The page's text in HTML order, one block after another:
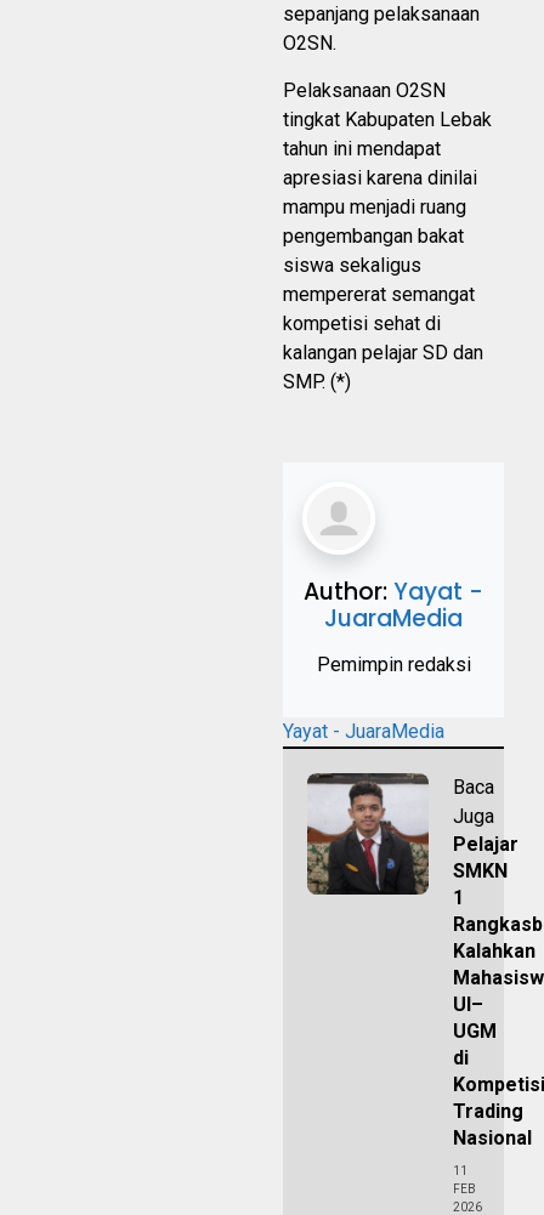
sepanjang pelaksanaan
O2SN.
Pelaksanaan O2SN
tingkat Kabupaten Lebak
tahun ini mendapat
apresiasi karena dinilai
mampu menjadi ruang
pengembangan bakat
siswa sekaligus
mempererat semangat
kompetisi sehat di
kalangan pelajar SD dan
SMP. (*)
Author:Yayat -
JuaraMedia
Pemimpin redaksi
Yayat - JuaraMedia
Baca
Juga
Pelajar
SMKN
1
Kalahkan
UI–
UGM
di
Kompetisi
Trading
Nasional
11
FEB
2026